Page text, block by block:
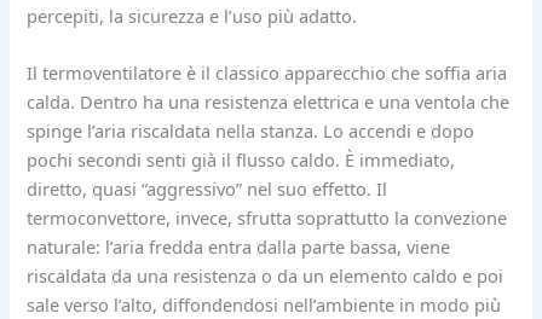
percepiti, la sicurezza e l’uso più adatto.
Il termoventilatore è il classico apparecchio che soffia aria
calda. Dentro ha una resistenza elettrica e una ventola che
spinge l’aria riscaldata nella stanza. Lo accendi e dopo
pochi secondi senti già il flusso caldo. È immediato,
diretto, quasi “aggressivo” nel suo effetto. Il
termoconvettore, invece, sfrutta soprattutto la convezione
naturale: l’aria fredda entra dalla parte bassa, viene
riscaldata da una resistenza o da un elemento caldo e poi
sale verso l’alto, diffondendosi nell’ambiente in modo più